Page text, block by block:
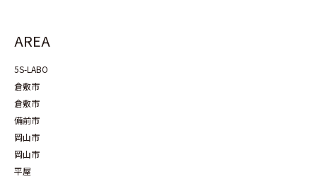
AREA
5S-LABO
倉敷市
倉敷市
備前市
岡山市
岡山市
平屋